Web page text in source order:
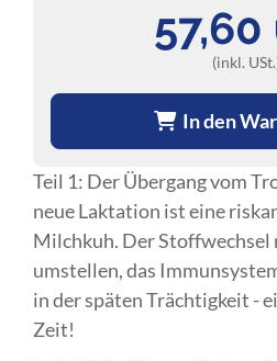
Teil 1: Der Übergang vom
neue Laktation ist eine
Milchkuh. Der Stoffwechsel
umstellen, das
in der späten Trächtigkeit -
Zeit!
57,60
(inkl.
In den